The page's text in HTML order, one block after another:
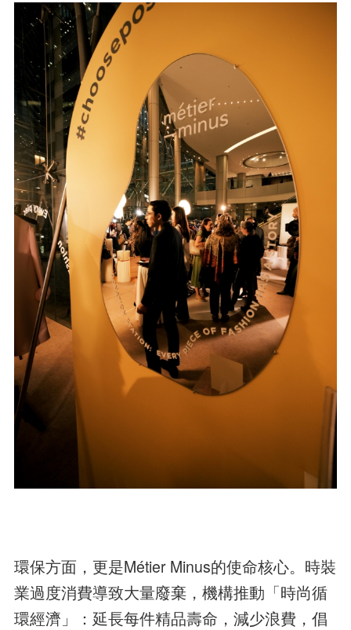
環保方面，更是Métier Minus的使命核心。時裝
業過度消費導致大量廢棄，機構推動「時尚循
環經濟」：延長每件精品壽命，減少浪費，倡